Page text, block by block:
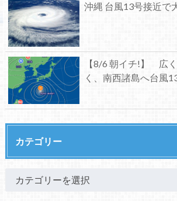
沖縄 台風13号接近で
【8/6 朝イチ!】 広
く、南西諸島へ台風
カテゴリー